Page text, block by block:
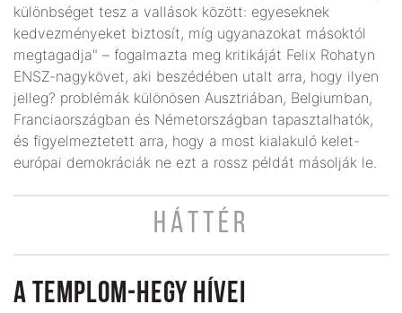
különbséget tesz a vallások között: egyeseknek
kedvezményeket biztosít, míg ugyanazokat másoktól
megtagadja" – fogalmazta meg kritikáját Felix Rohatyn
ENSZ-nagykövet, aki beszédében utalt arra, hogy ilyen
jelleg? problémák különösen Ausztriában, Belgiumban,
Franciaországban és Németországban tapasztalhatók,
és figyelmeztetett arra, hogy a most kialakuló kelet-
európai demokráciák ne ezt a rossz példát másolják le.
HÁTTÉR
A TEMPLOM-HEGY HÍVEI